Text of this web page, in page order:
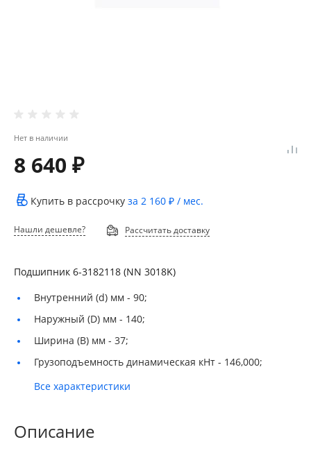
Нет в наличии
8 640 ₽
Купить в рассрочку за 2 160 ₽ / мес.
Нашли дешевле? Рассчитать доставку
Подшипник 6-3182118 (NN 3018K)
Внутренний (d) мм - 90;
Наружный (D) мм - 140;
Ширина (B) мм - 37;
Грузоподъемность динамическая кНт - 146,000;
Все характеристики
Описание